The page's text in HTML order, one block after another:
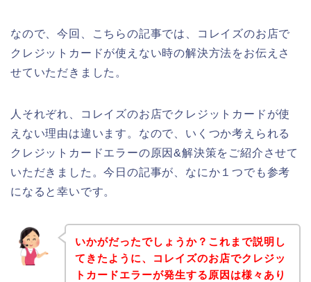
なので、今回、こちらの記事では、コレイズのお店で
クレジットカードが使えない時の解決方法をお伝えさ
せていただきました。
人それぞれ、コレイズのお店でクレジットカードが使
えない理由は違います。なので、いくつか考えられる
クレジットカードエラーの原因&解決策をご紹介させて
いただきました。今日の記事が、なにか１つでも参考
になると幸いです。
いかがだったでしょうか？これまで説明し
てきたように、コレイズのお店でクレジッ
トカードエラーが発生する原因は様々あり